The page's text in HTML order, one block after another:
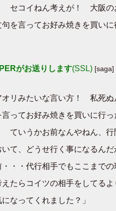
セコイねん考えが！ 大阪
を言ってお好み焼きを買いに
がお送りします(SSL) [saga]
オリみたいな言い方！ 私死
ってお好み焼きを買いに行っ
ていうかお前なんやねん、行
て、どうせ行く事になるん
・・代行相手でもここまでの
たらコイツの相手をしてる
なってくれました？」